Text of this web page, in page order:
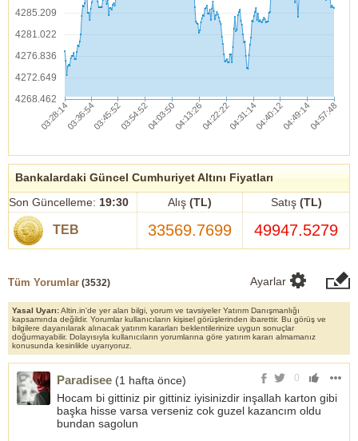
4285.209
4281.022
4276.836
4272.649
4268.462
Bankalardaki Güncel Cumhuriyet Altını Fiyatları
Son Güncelleme: 19:30 Alış (TL) Satış (TL)
TEB 33569.7699 49947.5279
Tüm Yorumlar (3532) Ayarlar
Yasal Uyarı:Altin.in'de yer alan bilgi, yorum ve tavsiyeler Yatırım Danışmanlığı
kapsamında değildir. Yorumlar kullanıcıların kişisel görüşlerinden ibarettir. Bu görüş ve
bilgilere dayanılarak alınacak yatırım kararları beklentilerinize uygun sonuçlar
doğurmayabilir. Dolayısıyla kullanıcıların yorumlarına göre yatırım kararı almamanız
konusunda kesinlikle uyarıyoruz.
0
Paradisee (1 hafta önce)
Hocam bi gittiniz pir gittiniz iyisinizdir inşallah karton gibi
başka hisse varsa verseniz cok guzel kazancım oldu
bundan sagolun